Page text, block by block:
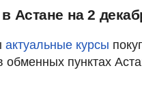
Астане на 2
актуальные курсы
обменных пунктах